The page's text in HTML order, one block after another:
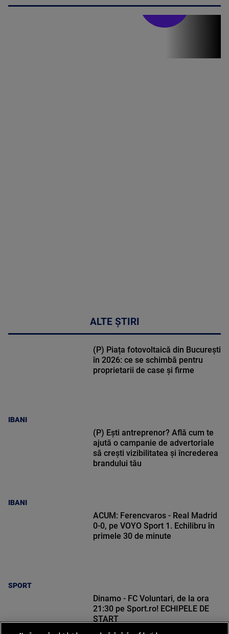
ALTE ȘTIRI
IBANI
(P) Piața fotovoltaică din București
în 2026: ce se schimbă pentru
proprietarii de case și firme
IBANI
(P) Ești antreprenor? Află cum te
ajută o campanie de advertoriale
să crești vizibilitatea și încrederea
brandului tău
SPORT
ACUM: Ferencvaros - Real Madrid
0-0, pe VOYO Sport 1. Echilibru în
primele 30 de minute
Dinamo - FC Voluntari, de la ora
21:30 pe Sport.ro! ECHIPELE DE
START